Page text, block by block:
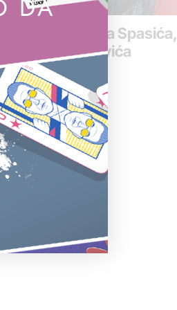
zatvor za Spasića,
i Draškovića
2016.
DA